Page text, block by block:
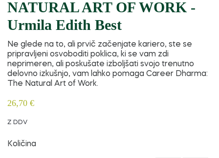
NATURAL ART OF WORK -
Urmila Edith Best
Ne glede na to, ali prvič začenjate kariero, ste se
pripravljeni osvoboditi poklica, ki se vam zdi
neprimeren, ali poskušate izboljšati svojo trenutno
delovno izkušnjo, vam lahko pomaga Career Dharma:
The Natural Art of Work.
26,70 €
Z DDV
Količina